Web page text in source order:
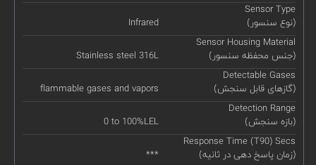
Sensor Type
(نوع سنسور)
Infrared
Sensor Housing Material
(جنس محفظه سنسور)
Stainless steel 316L
Detectable Gases
(گازهای قابل سنجش)
flammable gases and vapors
Detection Range
(بازه سنجش)
0 to 100%LEL
Response Time (T90) Secs
(زمان پاسخ دهی در ثانیه)
***